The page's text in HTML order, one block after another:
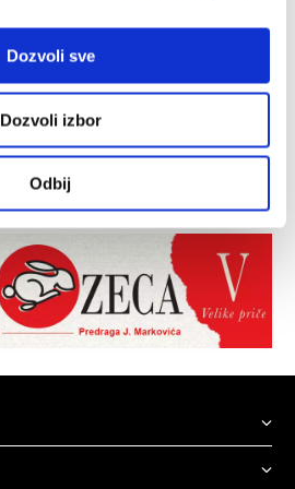
Dozvoli sve
Dozvoli izbor
Odbij